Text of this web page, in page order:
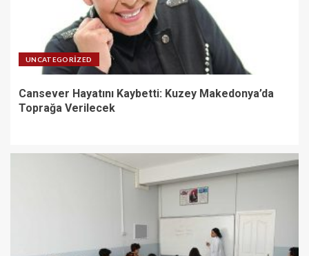
UNCATEGORIZED
Cansever Hayatını Kaybetti: Kuzey Makedonya’da
Toprağa Verilecek